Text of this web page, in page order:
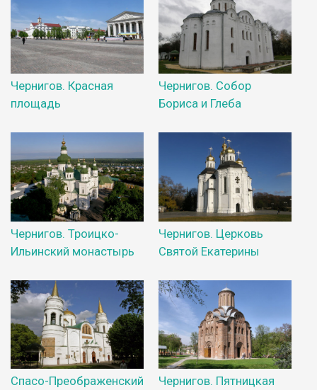
Чернигов. Красная
площадь
Чернигов. Собор
Бориса и Глеба
Чернигов. Троицко-
Ильинский монастырь
Чернигов. Церковь
Святой Екатерины
Спасо-Преображенский
Чернигов. Пятницкая